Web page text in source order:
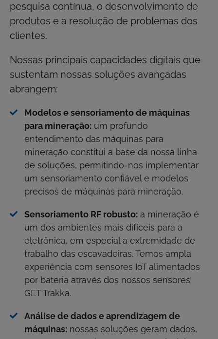
pesquisa contínua, o desenvolvimento de
produtos e a resolução de problemas dos
clientes.
Nossas principais capacidades digitais que
sustentam nossas soluções avançadas
abrangem:
Modelos e sensoriamento de máquinas
para mineração: um profundo
entendimento das máquinas para
mineração constitui a base da nossa linha
de soluções, permitindo-nos implementar
um sensoriamento confiável e modelos
precisos de máquinas para mineração.
Sensoriamento RF robusto: a mineração é
um dos ambientes mais difíceis para a
eletrônica, em especial a extremidade de
trabalho das escavadeiras. Temos ampla
experiência com sensores IoT alimentados
por bateria através dos nossos sensores
GET Trakka.
Análise de dados e aprendizagem de
máquinas: nossas soluções geram dados,